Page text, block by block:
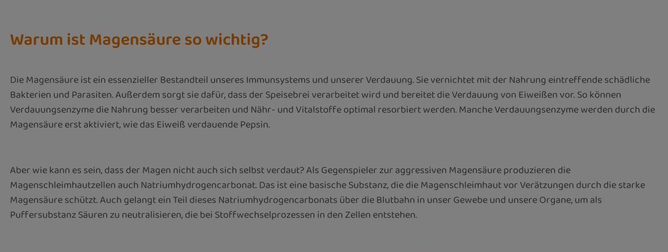
Warum ist Magensäure so wichtig?
Die Magensäure ist ein essenzieller Bestandteil unseres Immunsystems und unserer Verdauung. Sie vernichtet mit der Nahrung eintreffende schädliche
Bakterien und Parasiten. Außerdem sorgt sie dafür, dass der Speisebrei verarbeitet wird und bereitet die Verdauung von Eiweißen vor. So können
Verdauungsenzyme die Nahrung besser verarbeiten und Nähr- und Vitalstoffe optimal resorbiert werden. Manche Verdauungsenzyme werden durch die
Magensäure erst aktiviert, wie das Eiweiß verdauende Pepsin.
Aber wie kann es sein, dass der Magen nicht auch sich selbst verdaut? Als Gegenspieler zur aggressiven Magensäure produzieren die
Magenschleimhautzellen auch Natriumhydrogencarbonat. Das ist eine basische Substanz, die die Magenschleimhaut vor Verätzungen durch die starke
Magensäure schützt. Auch gelangt ein Teil dieses Natriumhydrogencarbonats über die Blutbahn in unser Gewebe und unsere Organe, um als
Puffersubstanz Säuren zu neutralisieren, die bei Stoffwechselprozessen in den Zellen entstehen.